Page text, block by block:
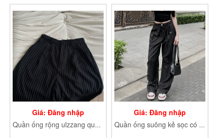
Giá: Đăng nhập
Quần ống rộng ulzzang quần kẻ sọc line Qkekhongday122
Giá: Đăng nhập
Quần ống suông kẻ sọc có dây rút chun lưng cúc khoá Qkecoday124